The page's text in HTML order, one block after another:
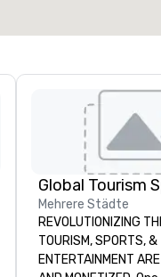
Mehrere Städte
REVOLUTIONIZING THE WAY
TOURISM, SPORTS, &
ENTERTAINMENT ARE MARKETED